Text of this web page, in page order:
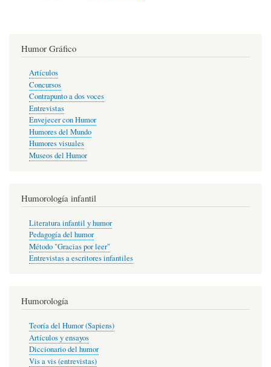
Humor Gráfico
Artículos
Concursos
Contrapunto a dos voces
Entrevistas
Envejecer con Humor
Humores del Mundo
Humores visuales
Museos del Humor
Humorología infantil
Literatura infantil y humor
Pedagogía del humor
Método "Gracias por leer"
Entrevistas a escritores infantiles
Humorología
Teoría del Humor (Sapiens)
Artículos y ensayos
Diccionario del humor
Vis a vis (entrevistas)